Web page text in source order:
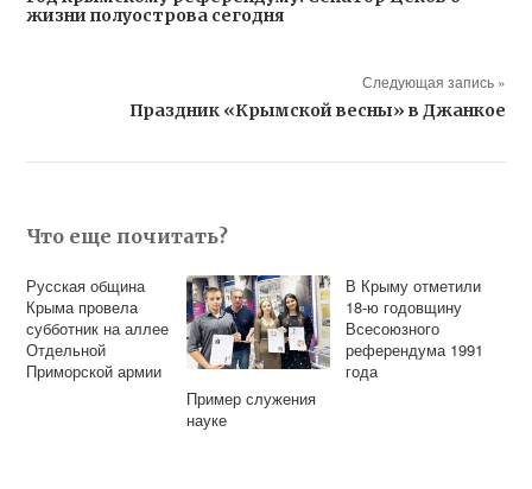
жизни полуострова сегодня
Следующая запись »
Праздник «Крымской весны» в Джанкое
Что еще почитать?
Русская община
Крыма провела
субботник на аллее
Отдельной
Приморской армии
Пример служения
науке
В Крыму отметили
18-ю годовщину
Всесоюзного
референдума 1991
года